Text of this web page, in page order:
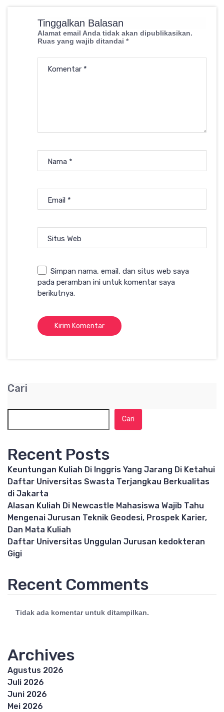
Tinggalkan Balasan
Alamat email Anda tidak akan dipublikasikan.
Ruas yang wajib ditandai *
Komentar *
Nama *
Email *
Situs Web
Simpan nama, email, dan situs web saya
pada peramban ini untuk komentar saya
berikutnya.
Cari
Cari
Recent Posts
Keuntungan Kuliah Di Inggris Yang Jarang Di Ketahui
Daftar Universitas Swasta Terjangkau Berkualitas
di Jakarta
Alasan Kuliah Di Newcastle Mahasiswa Wajib Tahu
Mengenai Jurusan Teknik Geodesi, Prospek Karier,
Dan Mata Kuliah
Daftar Universitas Unggulan Jurusan kedokteran
Gigi
Recent Comments
Tidak ada komentar untuk ditampilkan.
Archives
Agustus 2026
Juli 2026
Juni 2026
Mei 2026